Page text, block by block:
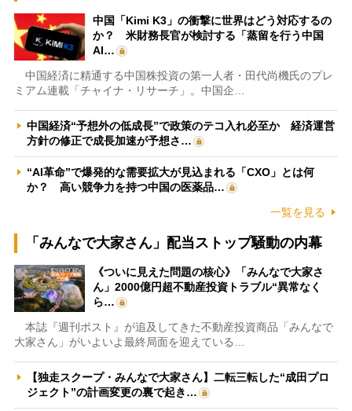
中国「Kimi K3」の衝撃に世界はどう対応するの
か？ 米財務長官が検討する「蒸留を行う中国
AI…
中国経済に精通する中国株投資の第一人者・田代尚機氏のプレ
ミアム連載「チャイナ・リサーチ」。中国企…
中国経済“予想外の低成長”で政策のテコ入れ必至か 経済運営
方針の修正で成長加速が予想さ…
“AI革命”で爆発的な需要拡大が見込まれる「CXO」とは何
か？ 高い競争力を持つ中国の医薬品…
一覧を見る
「みんなで大家さん」配当ストップ騒動の内幕
《ついに見えた問題の核心》「みんなで大家さ
ん」2000億円超不動産投資トラブル“異常なく
ら…
本誌『週刊ポスト』が追及してきた不動産投資商品「みんなで
大家さん」がいよいよ最終局面を迎えている…
【独走スクープ・みんなで大家さん】二転三転した“成田プロ
ジェクト”の計画変更の裏で起き…